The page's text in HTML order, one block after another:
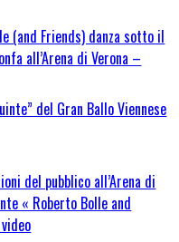
(and Friends) danza sotto il
all’Arena di Verona –
del Gran Ballo Viennese
del pubblico all’Arena di
« Roberto Bolle and